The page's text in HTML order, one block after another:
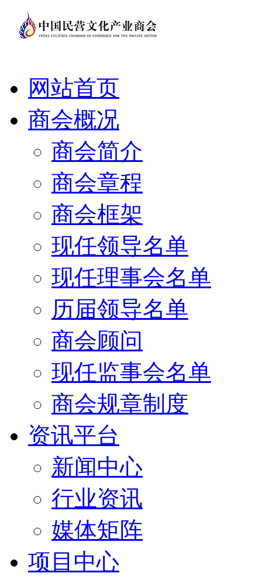
网站首页
商会概况
商会简介
商会章程
商会框架
现任领导名单
现任理事会名单
历届领导名单
商会顾问
现任监事会名单
商会规章制度
资讯平台
新闻中心
行业资讯
媒体矩阵
项目中心